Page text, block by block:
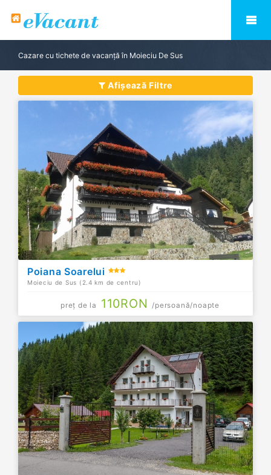
Cazare cu tichete de vacanță în Moieciu De Sus
Afișează Filtre
Poiana Soarelui
Moieciu de Sus (2.4 km de centru)
preț de la 110RON /persoană/noapte